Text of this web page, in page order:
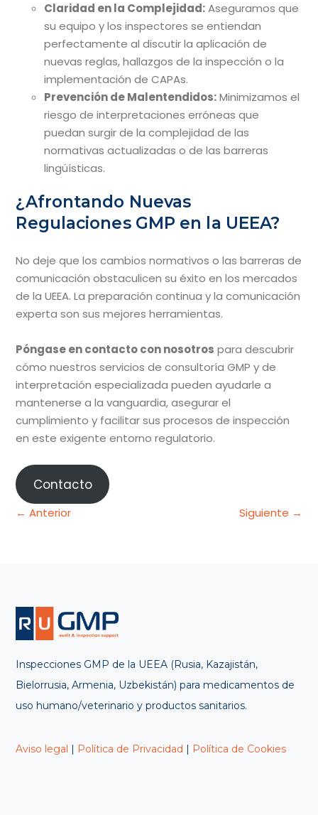
Claridad en la Complejidad:Aseguramos que
su equipo y los inspectores se entiendan
perfectamente al discutir la aplicación de
nuevas reglas, hallazgos de la inspección o la
implementación de CAPAs.
Prevención de Malentendidos:Minimizamos el
riesgo de interpretaciones erróneas que
puedan surgir de la complejidad de las
normativas actualizadas o de las barreras
lingüísticas.
¿Afrontando Nuevas
Regulaciones GMP en la UEEA?
No deje que los cambios normativos o las barreras de
comunicación obstaculicen su éxito en los mercados
de la UEEA. La preparación continua y la comunicación
experta son sus mejores herramientas.
Póngase en contacto con nosotros para descubrir
cómo nuestros servicios de consultoría GMP y de
interpretación especializada pueden ayudarle a
mantenerse a la vanguardia, asegurar el
cumplimiento y facilitar sus procesos de inspección
en este exigente entorno regulatorio.
Contacto
Navegación
← Anterior Siguiente →
Inspecciones GMP de la UEEA (Rusia, Kazajistán,
Bielorrusia, Armenia, Uzbekistán) para medicamentos de
uso humano/veterinario y productos sanitarios.
Aviso legal Política de Privacidad Política de Cookies